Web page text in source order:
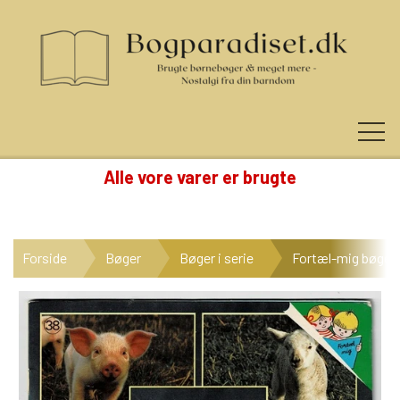
NYHEDER
KATEGORIER
Alle vore varer er brugte
Forside Bøger Bøger i serie Fortæl-mig